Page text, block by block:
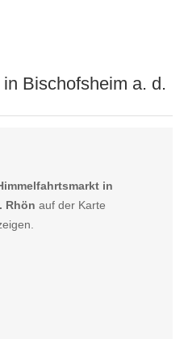
Bischofsheim a. d.
in
Rhön auf der Karte